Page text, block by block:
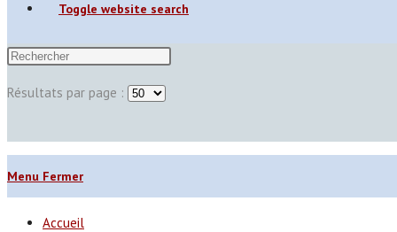
Toggle website search
Résultats par page :
Menu Fermer
Accueil